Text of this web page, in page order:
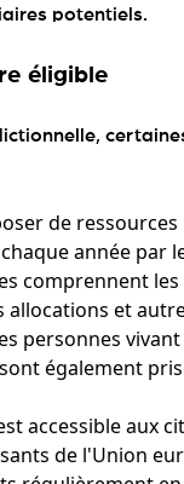
potentiels.
éligible
de
année par
comprennent
allocations et
personnes
également
accessible aux
de l'Union